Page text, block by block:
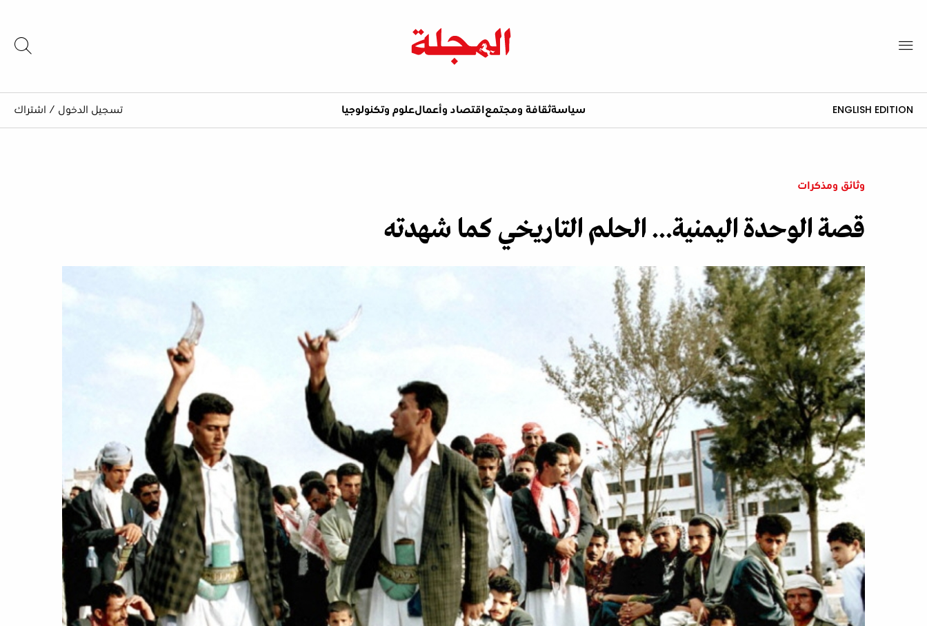
ENGLISH EDITION سياسةثقافة ومجتمع اقتصاد وأعمالعلوم وتكنولوجيا تسجيل الدخول / اشتراك
وثائق ومذكرات
قصة الوحدة اليمنية... الحلم التاريخي كما شهدته